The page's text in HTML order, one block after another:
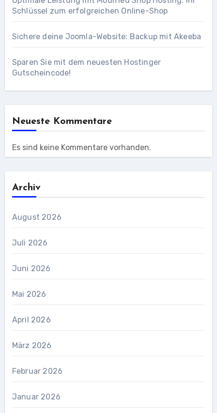
Schlüssel zum erfolgreichen Online-Shop
Sichere deine Joomla-Website: Backup mit Akeeba
Sparen Sie mit dem neuesten Hostinger
Gutscheincode!
Neueste Kommentare
Es sind keine Kommentare vorhanden.
Archiv
August 2026
Juli 2026
Juni 2026
Mai 2026
April 2026
März 2026
Februar 2026
Januar 2026